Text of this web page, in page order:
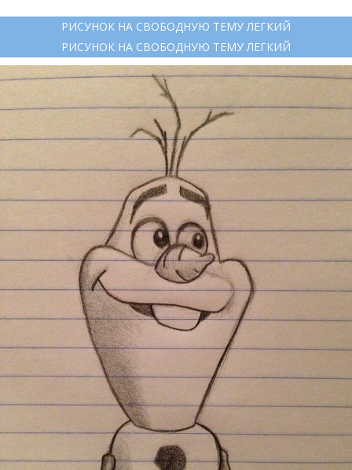
РИСУНОК НА СВОБОДНУЮ ТЕМУ ЛЕГКИЙ
РИСУНОК НА СВОБОДНУЮ ТЕМУ ЛЕГКИЙ